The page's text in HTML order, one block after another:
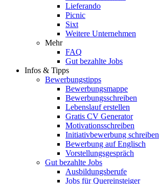
Lieferando
Picnic
Sixt
Weitere Unternehmen
Mehr
FAQ
Gut bezahlte Jobs
Infos & Tipps
Bewerbungstipps
Bewerbungsmappe
Bewerbungsschreiben
Lebenslauf erstellen
Gratis CV Generator
Motivationsschreiben
Initiativbewerbung schreiben
Bewerbung auf Englisch
Vorstellungsgespräch
Gut bezahlte Jobs
Ausbildungsberufe
Jobs für Quereinsteiger